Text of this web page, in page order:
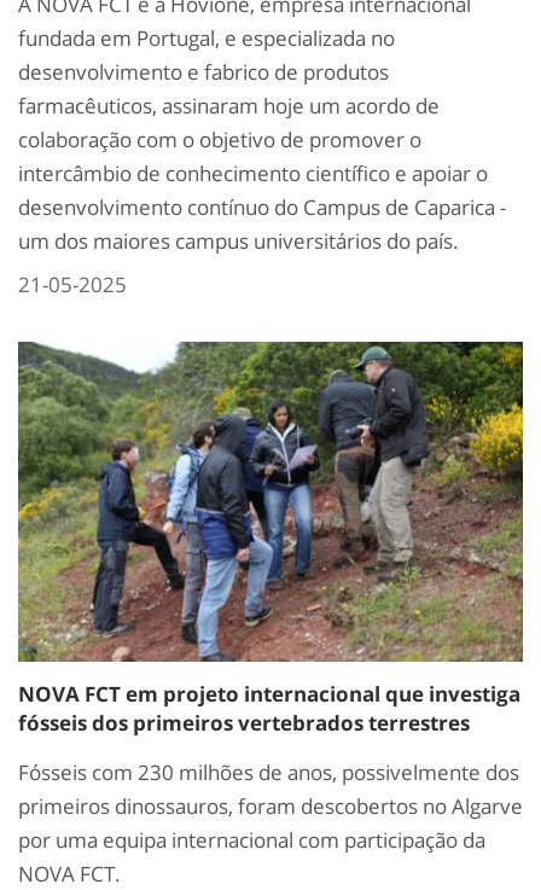
fundada em Portugal, e especializada no
desenvolvimento e fabrico de produtos
farmacêuticos, assinaram hoje um acordo de
colaboração com o objetivo de promover o
intercâmbio de conhecimento científico e apoiar o
desenvolvimento contínuo do Campus de Caparica -
um dos maiores campus universitários do país.
21-05-2025
NOVA FCT em projeto internacional que investiga
fósseis dos primeiros vertebrados terrestres
Fósseis com 230 milhões de anos, possivelmente dos
primeiros dinossauros, foram descobertos no Algarve
por uma equipa internacional com participação da
NOVA FCT.